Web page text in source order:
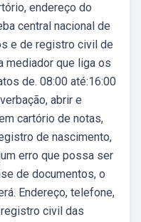
endereço do
central nacional de
e de registro civil de
mediador que liga os
de. 08:00 até:16:00
abrir e
cartório de notas,
de nascimento,
erro que possa ser
de documentos, o
Endereço, telefone,
civil das